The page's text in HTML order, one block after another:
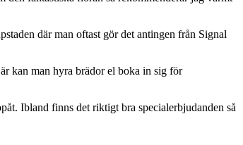
där man oftast gör det antingen från Signal
kan man hyra brädor el boka in sig för
Ibland finns det riktigt bra specialerbjudanden så